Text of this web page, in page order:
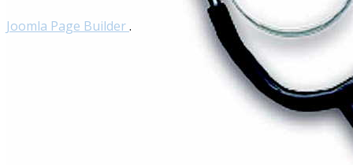
Joomla Page Builder.